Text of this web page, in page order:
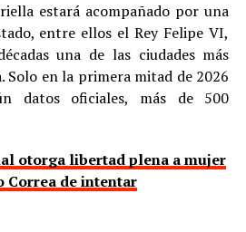
estará acompañado por una
entre ellos el Rey Felipe VI,
una de las ciudades más
Solo en la primera mitad de 2026
datos oficiales, más de 500
otorga libertad plena a mujer
Correa de intentar